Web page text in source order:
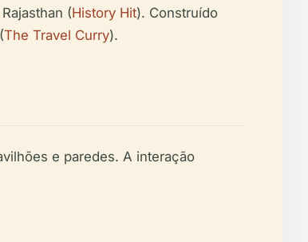
(History Hit). Construído
The Travel Curry).
e paredes. A interação